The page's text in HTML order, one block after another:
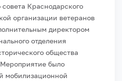
совета Краснодарского
организации ветеранов
директором
отделения
общества
было
мобилизационной